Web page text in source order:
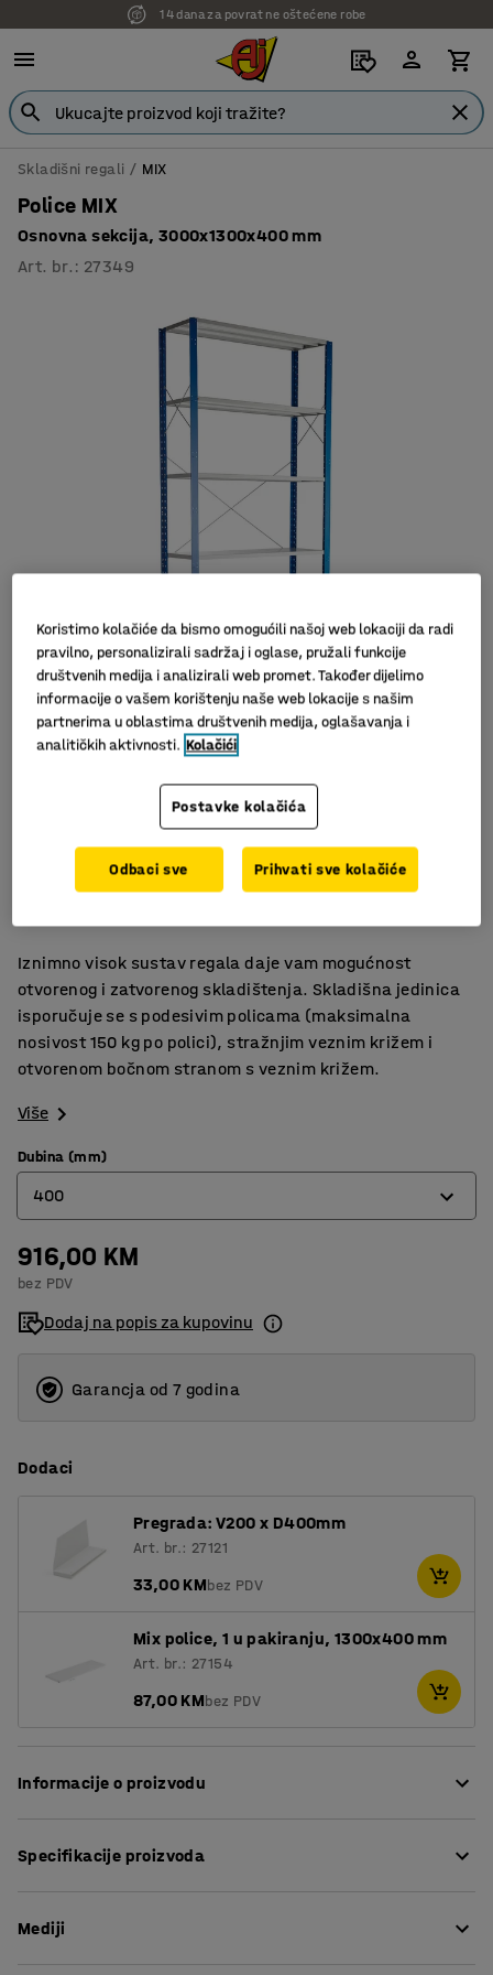
14 dana za povrat ne oštećene robe
7 godina garancije
Skladišni regali MIX
Police MIX
Osnovna sekcija, 3000x1300x400 mm
Art. br. : 27349
Slični proizvodi
Dodatno visoki regali
Podesive police
Iznimno visok sustav regala daje vam mogućnost
otvorenog i zatvorenog skladištenja. Skladišna jedinica
isporučuje se s podesivim policama (maksimalna
nosivost 150 kg po polici), stražnjim veznim križem i
otvorenom bočnom stranom s veznim križem.
Više
Dubina (mm)
400
400
500
600
916,00 KM
bez PDV
Dodaj na popis za kupovinu
Garancja od 7 godina
Dodaci
Pregrada: V200 x D400mm
Art. br.: 27121
33,00 KMbez PDV
Mix police, 1 u pakiranju, 1300x400 mm
Art. br.: 27154
87,00 KMbez PDV
Informacije o proizvodu
polica s više opcija. Jedinica može biti sastavljena
Specifikacije proizvoda
Širina
Mediji
Koristimo kolačiće da bismo omogućili našoj web lokaciji da radi
pravilno, personalizirali sadržaj i oglase, pružali funkcije
društvenih medija i analizirali web promet. Također dijelimo
informacije o vašem korištenju naše web lokacije s našim
partnerima u oblastima društvenih medija, oglašavanja i
analitičkih aktivnosti. Kolačići
Postavke kolačića
Odbaci sve Prihvati sve kolačiće